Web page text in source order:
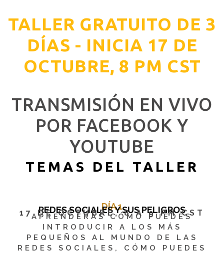
TALLER GRATUITO DE 3
DÍAS - INICIA 17 DE
OCTUBRE, 8 PM CST
TRANSMISIÓN EN VIVO
POR FACEBOOK Y
YOUTUBE
TEMAS DEL TALLER
DÍA 1
REDES SOCIALES Y SUS PELIGROS
17 DE OCTUBRE, 8 A 9 PM CST
APRENDERÁS CÓMO PUEDES
INTRODUCIR A LOS MÁS
PEQUEÑOS AL MUNDO DE LAS
REDES SOCIALES, CÓMO PUEDES